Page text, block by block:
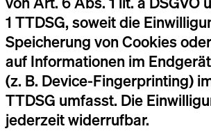
1 TTDSG, soweit die
Speicherung von Cookies
auf Informationen im
(z. B. Device-Fingerprinting)
TTDSG umfasst. Die
jederzeit widerrufbar.